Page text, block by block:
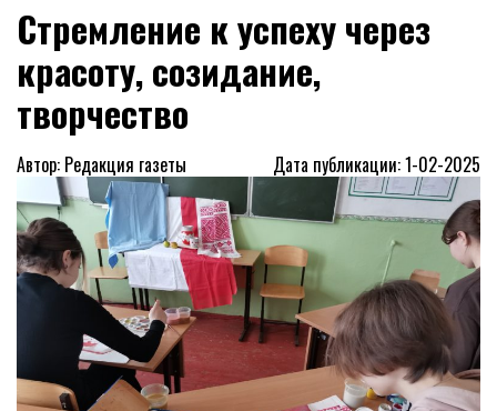
Стремление к успеху через
красоту, созидание,
творчество
Автор: Редакция газеты Дата публикации: 1-02-2025